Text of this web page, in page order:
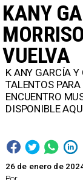
KANY
VUELVA
26 de enero de
K ANY GARCÍA Y
TALENTOS PARA
ENCUENTRO
​DISPONIBLE